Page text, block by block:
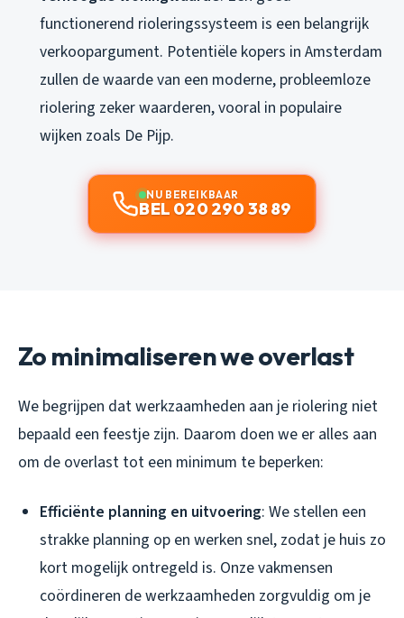
functionerend rioleringssysteem is een belangrijk
verkoopargument. Potentiële kopers in Amsterdam
zullen de waarde van een moderne, probleemloze
riolering zeker waarderen, vooral in populaire
wijken zoals De Pijp.
NU BEREIKBAAR
BEL 020 290 38 89
Zo minimaliseren we overlast
We begrijpen dat werkzaamheden aan je riolering niet
bepaald een feestje zijn. Daarom doen we er alles aan
om de overlast tot een minimum te beperken:
Efficiënte planning en uitvoering: We stellen een
strakke planning op en werken snel, zodat je huis zo
kort mogelijk ontregeld is. Onze vakmensen
coördineren de werkzaamheden zorgvuldig om je